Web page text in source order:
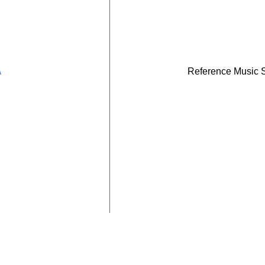
Reference Music